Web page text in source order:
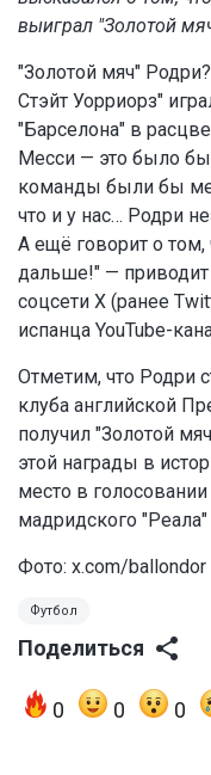
выиграл "Золотой
"Золотой мяч"
Стэйт Уорриорз"
"Барселона" в
Месси — это было
команды были бы
что и у нас… Родри
А ещё говорит о том,
дальше!" —
соцсети Х (ранее
испанца YouTube-
Отметим, что Родри
клуба английской
получил "Золотой
этой награды в
место в
мадридского
Фото: x.com/ballondor
Футбол
Поделиться
0 0 0